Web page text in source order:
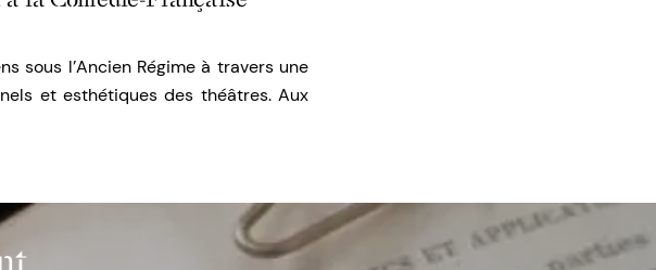
sous l’Ancien Régime à travers une
et esthétiques des théâtres. Aux